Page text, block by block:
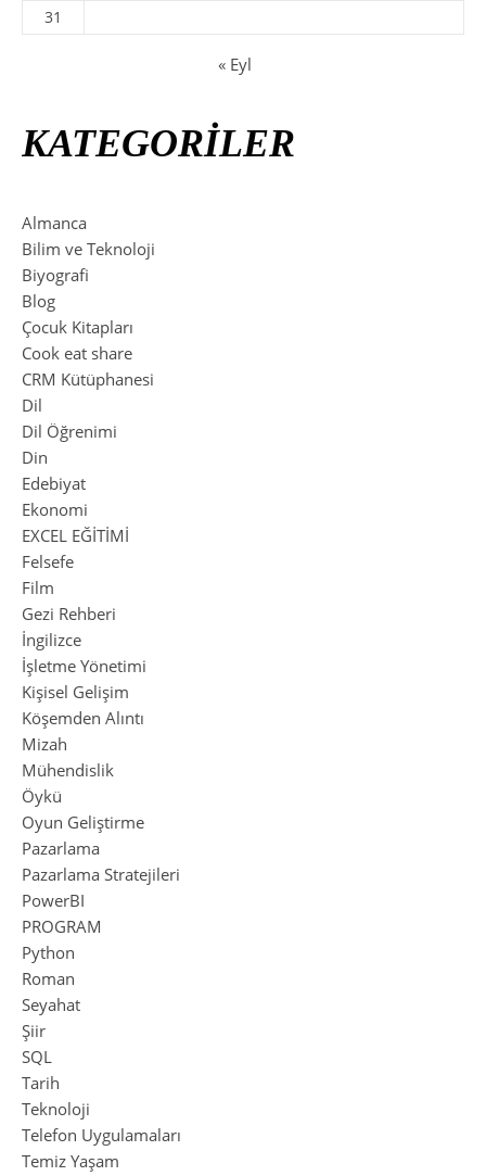
31
« Eyl
KATEGORİLER
Almanca
Bilim ve Teknoloji
Biyografi
Blog
Çocuk Kitapları
Cook eat share
CRM Kütüphanesi
Dil
Dil Öğrenimi
Din
Edebiyat
Ekonomi
EXCEL EĞİTİMİ
Felsefe
Film
Gezi Rehberi
İngilizce
İşletme Yönetimi
Kişisel Gelişim
Köşemden Alıntı
Mizah
Mühendislik
Öykü
Oyun Geliştirme
Pazarlama
Pazarlama Stratejileri
PowerBI
PROGRAM
Python
Roman
Seyahat
Şiir
SQL
Tarih
Teknoloji
Telefon Uygulamaları
Temiz Yaşam